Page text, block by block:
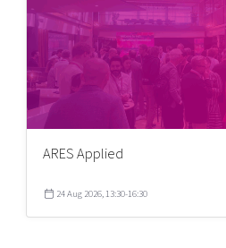
ARES Applied
24 Aug 2026, 13:30-16:30